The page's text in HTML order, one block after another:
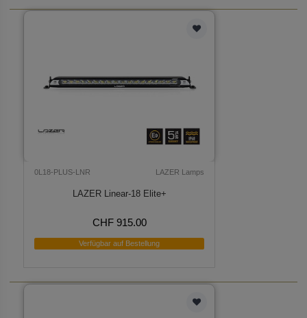
0L18-PLUS-LNR LAZER Lamps
LAZER Linear-18 Elite+
CHF 915.00
Verfügbar auf Bestellung